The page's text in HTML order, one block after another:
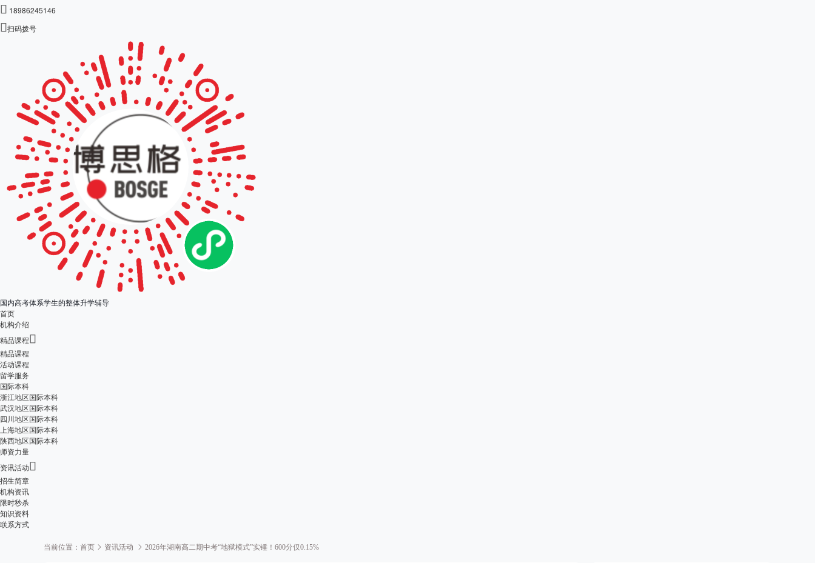
 18986245146
扫码拨号
国内高考体系学生的整体升学辅导
首页
机构介绍
精品课程
精品课程
活动课程
留学服务
国际本科
浙江地区国际本科
武汉地区国际本科
四川地区国际本科
上海地区国际本科
陕西地区国际本科
师资力量
资讯活动
招生简章
机构资讯
限时秒杀
知识资料
联系方式
当前位置： 首页 资讯活动 2026年湖南高二期中考“地狱模式”实锤！600分仅0.15%